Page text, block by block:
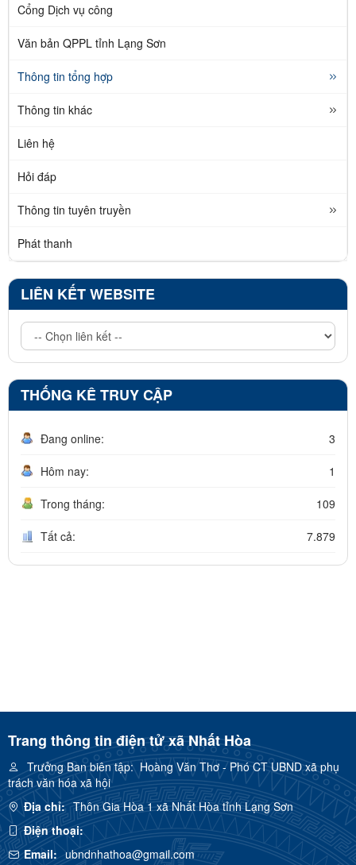
Cổng Dịch vụ công
Văn bản QPPL tỉnh Lạng Sơn
Thông tin tổng hợp
Thông tin khác
Liên hệ
Hỏi đáp
Thông tin tuyên truyền
Phát thanh
LIÊN KẾT WEBSITE
THỐNG KÊ TRUY CẬP
Đang online: 3
Hôm nay: 1
Trong tháng: 109
Tất cả: 7.879
Trang thông tin điện tử xã Nhất Hòa
Trưởng Ban biên tập:Hoàng Văn Thơ - Phó CT UBND xã phụ
trách văn hóa xã hội
Địa chỉ: Thôn Gia Hòa 1 xã Nhất Hòa tỉnh Lạng Sơn
Điện thoại:
Email: ubndnhathoa@gmail.com